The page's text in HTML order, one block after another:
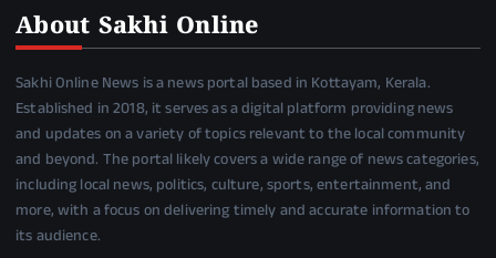
About Sakhi Online
Sakhi Online News is a news portal based in Kottayam, Kerala.
Established in 2018, it serves as a digital platform providing news
and updates on a variety of topics relevant to the local community
and beyond. The portal likely covers a wide range of news categories,
including local news, politics, culture, sports, entertainment, and
more, with a focus on delivering timely and accurate information to
its audience.